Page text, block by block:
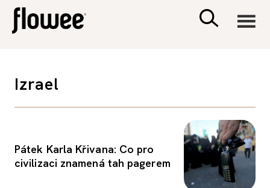
Izrael
Pátek Karla Křivana: Co pro
civilizaci znamená tah pagerem